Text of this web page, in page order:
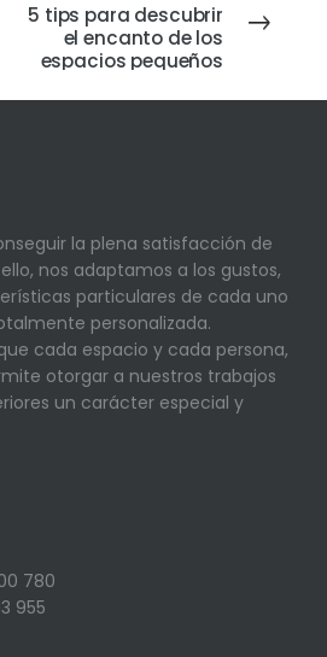
5 tips para descubrir
el encanto de los
espacios pequeños
la plena satisfacción de
nos adaptamos a los gustos,
particulares de cada uno
personalizada.
cada espacio y cada persona,
otorgar a nuestros trabajos
un carácter especial y
780
955